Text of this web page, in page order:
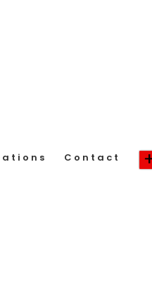
Contact